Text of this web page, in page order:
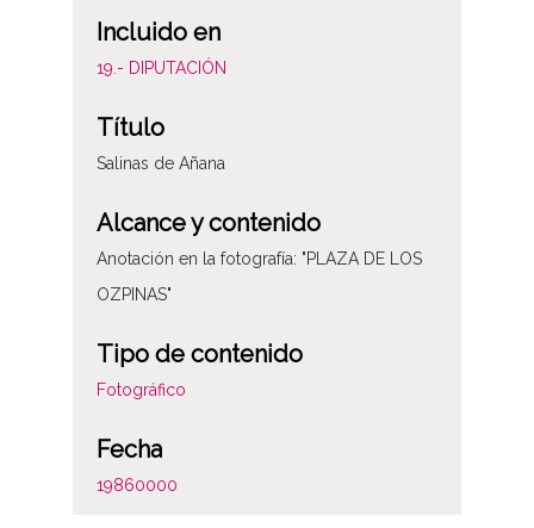
Incluido en
19.- DIPUTACIÓN
Título
Salinas de Añana
Alcance y contenido
Anotación en la fotografía: "PLAZA DE LOS
OZPINAS"
Tipo de contenido
Fotográfico
Fecha
19860000